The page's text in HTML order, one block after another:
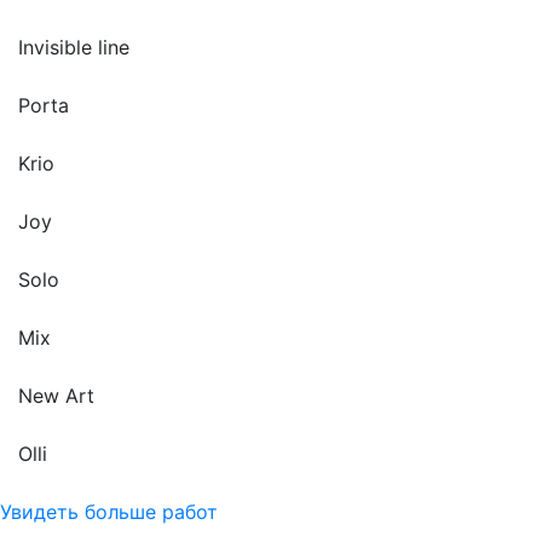
Invisible line
Porta
Krio
Joy
Solo
Mix
New Art
Olli
Увидеть больше работ